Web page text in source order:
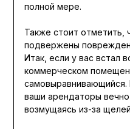
полной мере.
Также стоит отметить,
подвержены
Итак, если у вас встал
коммерческом
ваши арендаторы
возмущаясь из-за